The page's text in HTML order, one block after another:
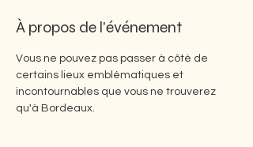
À propos de l'événement
Vous ne pouvez pas passer à côté de
certains lieux emblématiques et
incontournables que vous ne trouverez
qu'à Bordeaux.